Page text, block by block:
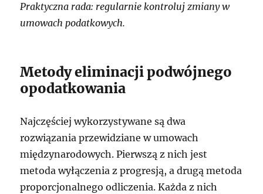
Praktyczna rada: regularnie kontroluj zmiany w
umowach podatkowych.
Metody eliminacji podwójnego
opodatkowania
Najczęściej wykorzystywane są dwa
rozwiązania przewidziane w umowach
międzynarodowych. Pierwszą z nich jest
metoda wyłączenia z progresją, a drugą metoda
proporcjonalnego odliczenia. Każda z nich